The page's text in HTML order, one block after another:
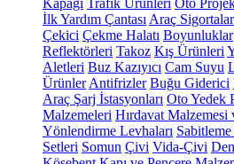
Kapağı Trafik Ürünleri Oto
İlk Yardım Çantası Araç
Çekici Çekme Halatı Boyunluklar
Reflektörleri Takoz Kış Ürünleri
Aletleri Buz Kazıyıcı Cam Suyu
Ürünler Antifrizler Buğu Giderici
Araç Şarj İstasyonları Oto Yedek
Malzemeleri Hırdavat Malzemesi
Yönlendirme Levhaları
Setleri Somun Çivi Vida-Çivi